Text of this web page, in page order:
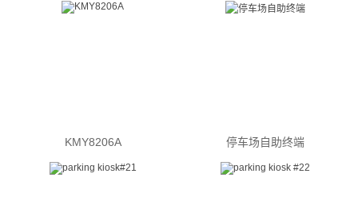
KMY8206A 停车场自助终端